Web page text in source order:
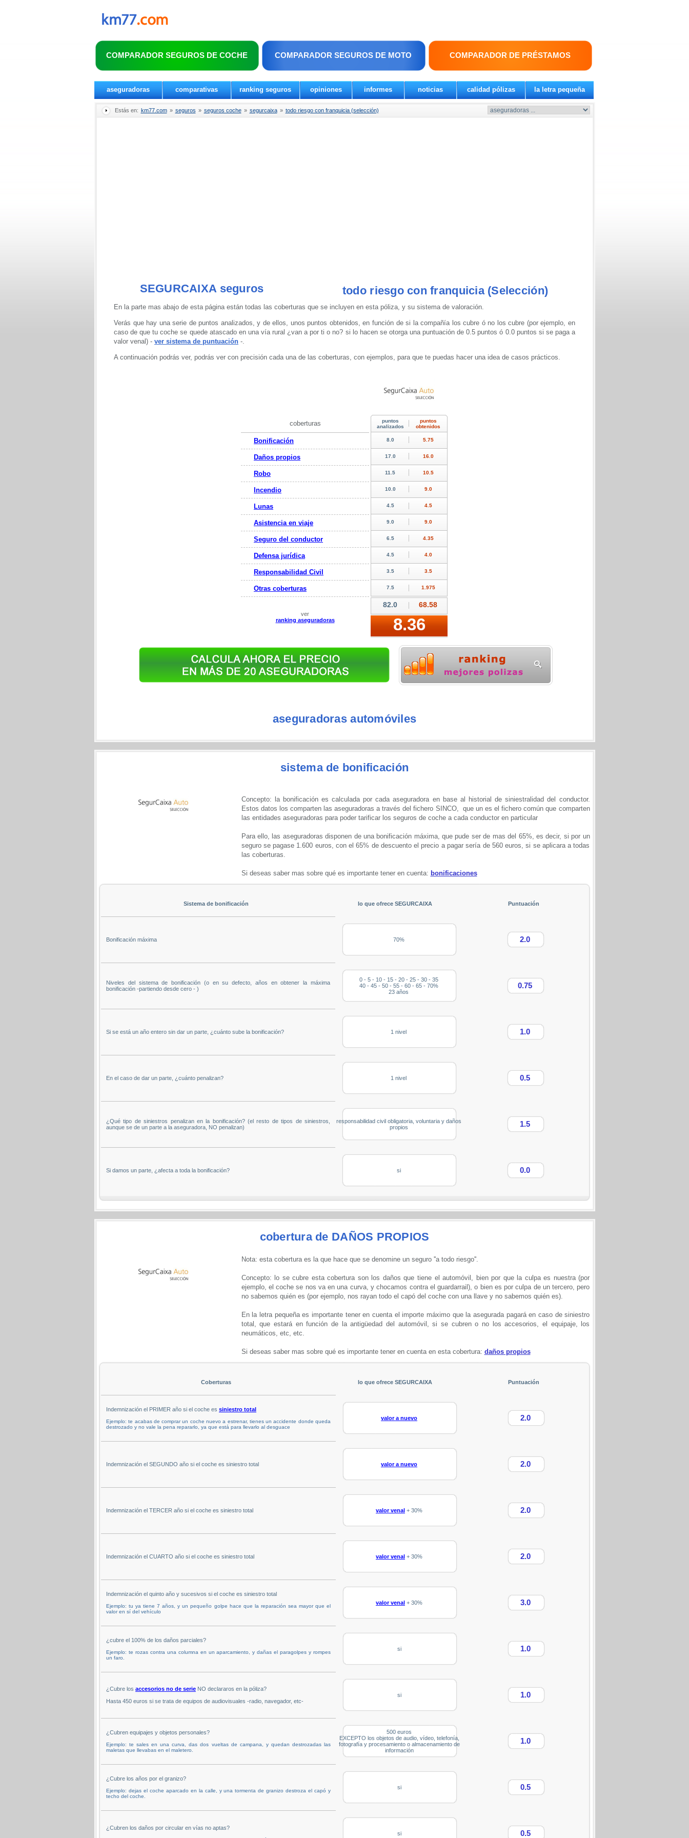
COMPARADOR SEGUROS DE COCHE COMPARADOR SEGUROS DE MOTO COMPARADOR DE PRÉSTAMOS
aseguradoras comparativas ranking seguros opiniones informes noticias calidad pólizas la letra pequeña
Estás en: km77.com » seguros » seguros coche » segurcaixa » todo riesgo con franquicia (selección)
SEGURCAIXA seguros todo riesgo con franquicia (Selección)
En la parte mas abajo de esta página están todas las coberturas que se incluyen en esta póliza, y su sistema de valoración.
Verás que hay una serie de puntos analizados, y de ellos, unos puntos obtenidos, en función de si la compañía los cubre ó no los cubre (por ejemplo, en
caso de que tu coche se quede atascado en una vía rural ¿van a por ti o no? si lo hacen se otorga una puntuación de 0.5 puntos ó 0.0 puntos si se paga a
valor venal) - ver sistema de puntuación -.
A continuación podrás ver, podrás ver con precisión cada una de las coberturas, con ejemplos, para que te puedas hacer una idea de casos prácticos.
coberturas
Bonificación
Daños propios
Robo
Incendio
Lunas
Asistencia en viaje
Seguro del conductor
Defensa jurídica
Responsabilidad Civil
Otras coberturas
ver
ranking aseguradoras
aseguradoras automóviles
sistema de bonificación
Concepto: la bonificación es calculada por cada aseguradora en base al historial de siniestralidad del conductor.
Estos datos los comparten las aseguradoras a través del fichero SINCO, que un es el fichero común que comparten
las entidades aseguradoras para poder tarificar los seguros de coche a cada conductor en particular
Para ello, las aseguradoras disponen de una bonificación máxima, que pude ser de mas del 65%, es decir, si por un
seguro se pagase 1.600 euros, con el 65% de descuento el precio a pagar sería de 560 euros, si se aplicara a todas
las coberturas.
Si deseas saber mas sobre qué es importante tener en cuenta: bonificaciones
Sistema de bonificación lo que ofrece SEGURCAIXA Puntuación
Bonificación máxima 70% 2.0
Niveles del sistema de bonificación (o en su defecto, años en obtener la máxima
bonificación -partiendo desde cero - )
0 - 5 - 10 - 15 - 20 - 25 - 30 - 35
40 - 45 - 50 - 55 - 60 - 65 - 70%
23 años
0.75
Si se está un año entero sin dar un parte, ¿cuánto sube la bonificación? 1 nivel 1.0
En el caso de dar un parte, ¿cuánto penalizan? 1 nivel 0.5
¿Qué tipo de siniestros penalizan en la bonificación? (el resto de tipos de siniestros,
aunque se de un parte a la aseguradora, NO penalizan)
responsabilidad civil obligatoria, voluntaria y daños
propios
1.5
Si damos un parte, ¿afecta a toda la bonificación? si 0.0
cobertura de DAÑOS PROPIOS
Nota: esta cobertura es la que hace que se denomine un seguro ''a todo riesgo''.
Concepto: lo se cubre esta cobertura son los daños que tiene el automóvil, bien por que la culpa es nuestra (por
ejemplo, el coche se nos va en una curva, y chocamos contra el guardarrail), o bien es por culpa de un tercero, pero
no sabemos quién es (por ejemplo, nos rayan todo el capó del coche con una llave y no sabemos quién es).
En la letra pequeña es importante tener en cuenta el importe máximo que la asegurada pagará en caso de siniestro
total, que estará en función de la antigüedad del automóvil, si se cubren o no los accesorios, el equipaje, los
neumáticos, etc, etc.
Si deseas saber mas sobre qué es importante tener en cuenta en esta cobertura: daños propios
Coberturas lo que ofrece SEGURCAIXA Puntuación
Indemnización el PRIMER año si el coche es siniestro total
Ejemplo: te acabas de comprar un coche nuevo a estrenar, tienes un accidente donde queda
destrozado y no vale la pena repararlo, ya que está para llevarlo al desguace
valor a nuevo 2.0
Indemnización el SEGUNDO año si el coche es siniestro total valor a nuevo 2.0
Indemnización el TERCER año si el coche es siniestro total valor venal + 30% 2.0
Indemnización el CUARTO año si el coche es siniestro total valor venal + 30% 2.0
Indemnización el quinto año y sucesivos si el coche es siniestro total
Ejemplo: tu ya tiene 7 años, y un pequeño golpe hace que la reparación sea mayor que el
valor en sí del vehículo
valor venal + 30% 3.0
¿cubre el 100% de los daños parciales?
Ejemplo: te rozas contra una columna en un aparcamiento, y dañas el paragolpes y rompes
un faro.
si 1.0
¿Cubre los accesorios no de serie NO declararos en la póliza?
Hasta 450 euros si se trata de equipos de audiovisuales -radio, navegador, etc-
si 1.0
¿Cubren equipajes y objetos personales?
Ejemplo: te sales en una curva, das dos vueltas de campana, y quedan destrozadas las
maletas que llevabas en el maletero.
500 euros
EXCEPTO los objetos de audio, vídeo, telefonía,
fotografía y procesamiento o almacenamiento de
información
1.0
¿Cubre los años por el granizo?
Ejemplo: dejas el coche aparcado en la calle, y una tormenta de granizo destroza el capó y
techo del coche.
si 0.5
¿Cubren los daños por circular en vías no aptas?
si 0.5